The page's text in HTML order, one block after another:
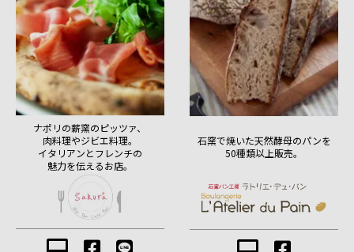
ナポリの薪窯のピッツァ、
肉料理やジビエ料理。
イタリアンとフレンチの
魅力を伝えるお店。
石窯で焼いた天然酵母のパンを
50種類以上販売。